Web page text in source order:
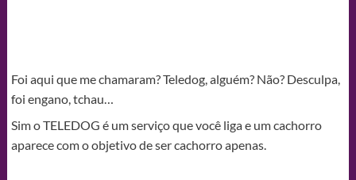
Foi aqui que me chamaram? Teledog, alguém? Não? Desculpa,
foi engano, tchau…
Sim o TELEDOG é um serviço que você liga e um cachorro
aparece com o objetivo de ser cachorro apenas.